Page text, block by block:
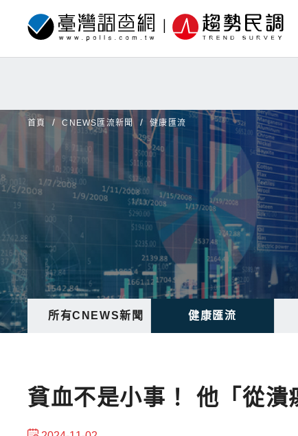
首頁 CNEWS匯流新聞 健康匯流
所有CNEWS新聞 健康匯流
貧血不是小事！ 他「從